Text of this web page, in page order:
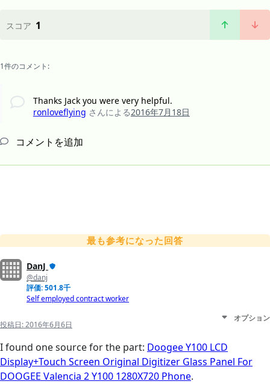
スコア 1
1件のコメント:
Thanks Jack you were very helpful.
ronloveflying さんによる2016年7月18日
コメントを追加
最も参考になった回答
DanJ
@danj
評価: 501.8千
Self employed contract worker
投稿日:2016年6月6日
オプション
I found one source for the part: Doogee Y100 LCD
Display+Touch Screen Original Digitizer Glass Panel For
DOOGEE Valencia 2 Y100 1280X720 Phone.